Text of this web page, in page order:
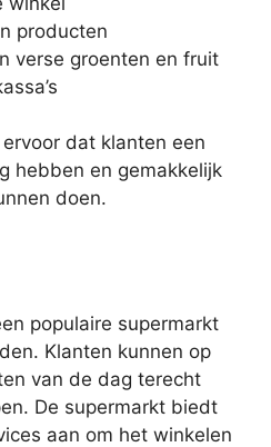
producten
verse groenten en fruit
dat klanten een
hebben en gemakkelijk
doen.
populaire supermarkt
Klanten kunnen op
van de dag terecht
De supermarkt biedt
aan om het winkelen